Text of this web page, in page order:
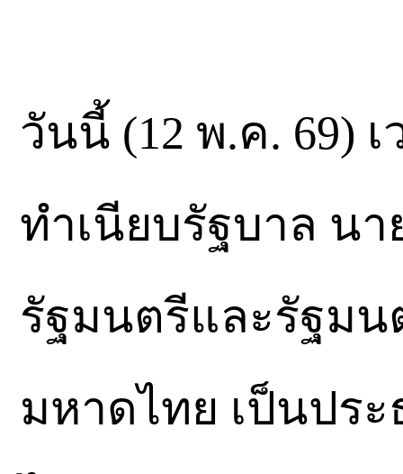
วันนี้ (12 พ.ค. 69)
ทำเนียบรัฐบาล น
รัฐมนตรีและรัฐมน
มหาดไทย เป็นปร